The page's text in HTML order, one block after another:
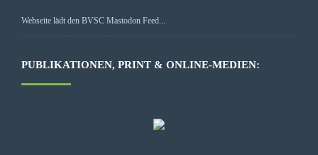
Webseite lädt den BVSC Mastodon Feed...
PUBLIKATIONEN, PRINT & ONLINE-MEDIEN: